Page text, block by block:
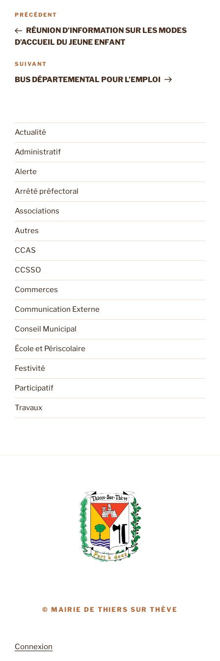
Navigation
l’article
Article
précédent
PRÉCÉDENT
RÉUNION D’INFORMATION SUR LES MODES
D’ACCUEIL DU JEUNE ENFANT
Article
suivant
SUIVANT
BUS DÉPARTEMENTAL POUR L’EMPLOI
Actualité
Administratif
Alerte
Arrêté préfectoral
Associations
Autres
CCAS
CCSSO
Commerces
Communication Externe
Conseil Municipal
École et Périscolaire
Festivité
Participatif
Travaux
© MAIRIE DE THIERS SUR THÈVE
Connexion